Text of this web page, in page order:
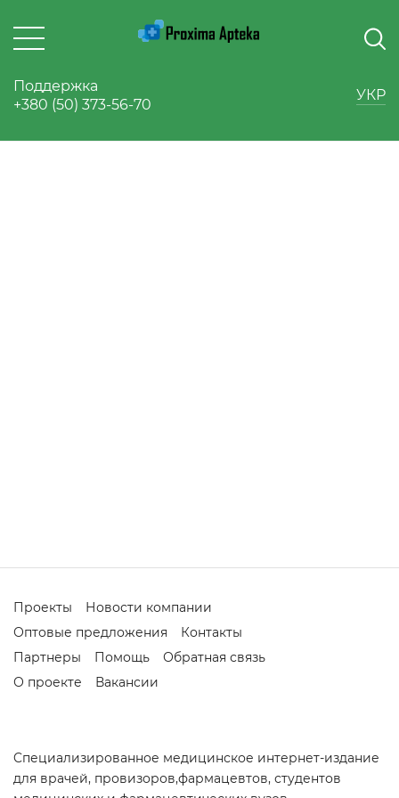
УКР
Поддержка
+380 (50) 373-56-70
Проекты
Новости компании
Оптовые предложения
Контакты
Партнеры
Помощь
Обратная связь
О проекте
Вакансии
Cпециализированное медицинское интернет-издание
для врачей, провизоров,фармацевтов, студентов